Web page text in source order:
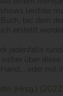
leichter
bei dem
erstellt
jedenfalls
sicher über
oder mit
(Hrsg.)